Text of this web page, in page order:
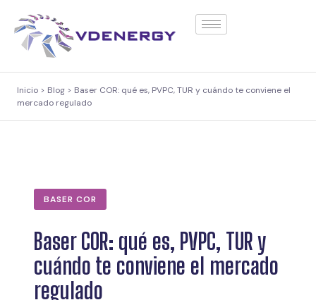
Inicio > Blog > Baser COR: qué es, PVPC, TUR y cuándo te conviene el
mercado regulado
BASER COR
Baser COR: qué es, PVPC, TUR y
cuándo te conviene el mercado
regulado